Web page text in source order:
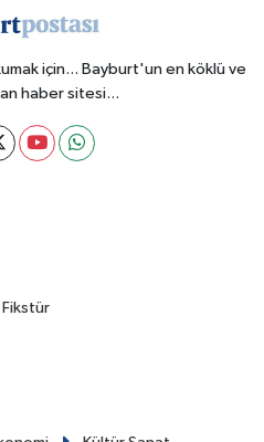
için... Bayburt'un en köklü ve
haber sitesi...
Fikstür